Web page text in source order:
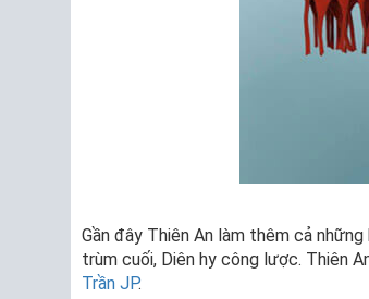
Gần đây Thiên An làm thêm cả
trùm cuối, Diên hy công lược. Thiên
Trần JP.